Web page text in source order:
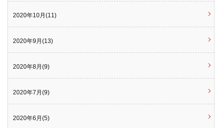
2020年10月(11)
2020年9月(13)
2020年8月(9)
2020年7月(9)
2020年6月(5)